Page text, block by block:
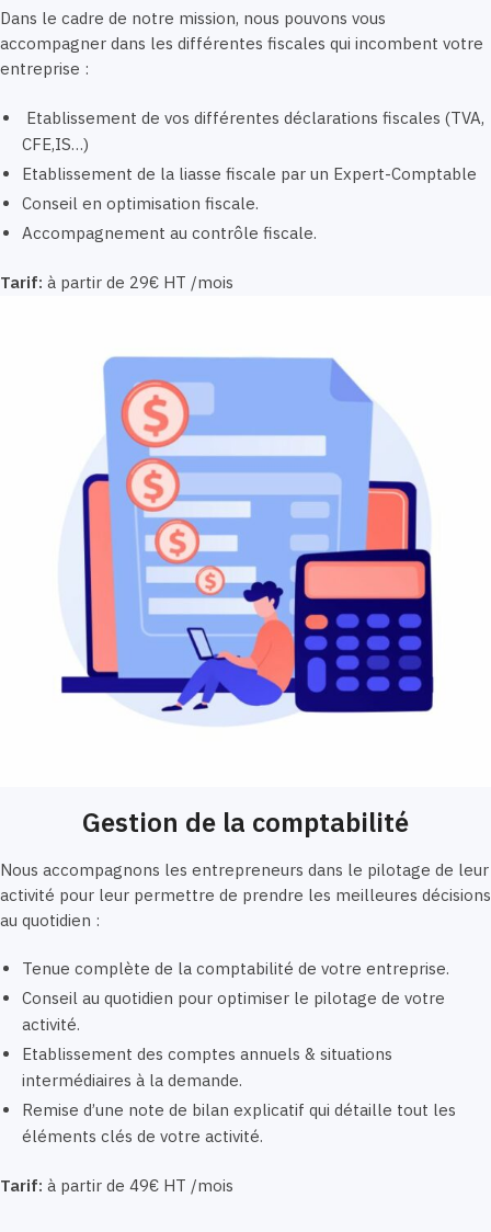
Dans le cadre de notre mission, nous pouvons vous
accompagner dans les différentes fiscales qui incombent votre
entreprise :
Etablissement de vos différentes déclarations fiscales (TVA,
CFE,IS…)
Etablissement de la liasse fiscale par un Expert-Comptable
Conseil en optimisation fiscale.
Accompagnement au contrôle fiscale.
Tarif: à partir de 29€ HT /mois
Gestion de la comptabilité
Nous accompagnons les entrepreneurs dans le pilotage de leur
activité pour leur permettre de prendre les meilleures décisions
au quotidien :
Tenue complète de la comptabilité de votre entreprise.
Conseil au quotidien pour optimiser le pilotage de votre
activité.
Etablissement des comptes annuels & situations
intermédiaires à la demande.
Remise d’une note de bilan explicatif qui détaille tout les
éléments clés de votre activité.
Tarif: à partir de 49€ HT /mois